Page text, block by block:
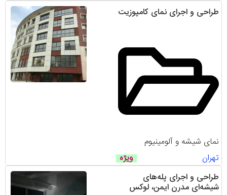
طراحی و اجرای نمای کامپوزیت
نمای شیشه و آلومینیوم
تهران
ویژه
طراحی و اجرای پله‌های
شیشه‌ای مدرن ایمن، لوکس